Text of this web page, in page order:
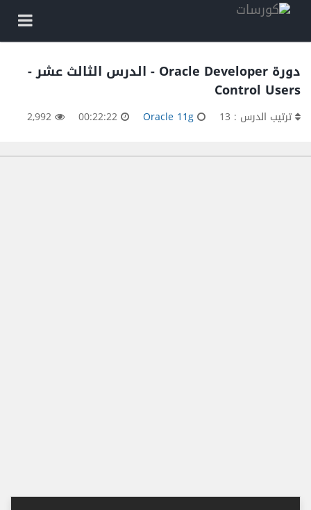
دورة Oracle Developer - الدرس الثالث عشر -
Control Users
ترتيب الدرس : 13 Oracle 11g